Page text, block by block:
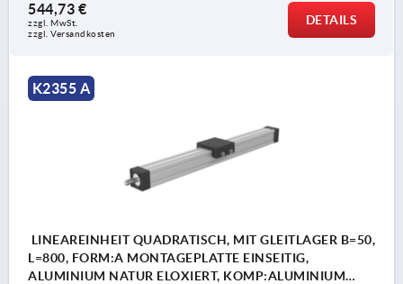
544,73 €
zzgl. MwSt.
zzgl. Versandkosten
DETAILS
K2355 A
LINEAREINHEIT QUADRATISCH, MIT GLEITLAGER B=50,
L=800, FORM:A MONTAGEPLATTE EINSEITIG,
ALUMINIUM NATUR ELOXIERT, KOMP:ALUMINIUM